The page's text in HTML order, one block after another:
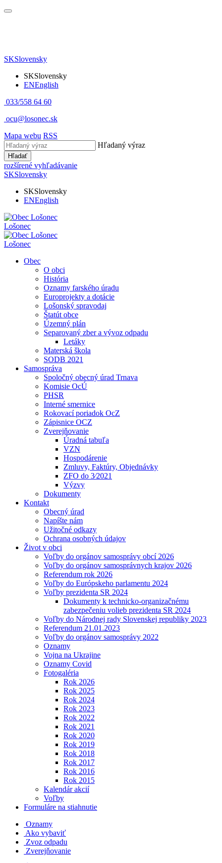
SKSlovensky
SKSlovensky
ENEnglish
033/558 64 60
ocu@losonec.sk
Mapa webu RSS
Hľadaný výraz
Hľadať
rozšírené vyhľadávanie
SKSlovensky
SKSlovensky
ENEnglish
Lošonec
Lošonec
Obec
O obci
História
Oznamy farského úradu
Europrojekty a dotácie
Lošonský spravodaj
Štatút obce
Územný plán
Separovaný zber a vývoz odpadu
Letáky
Materská škola
SODB 2021
Samospráva
Spoločný obecný úrad Trnava
Komisie OcÚ
PHSR
Interné smernice
Rokovací poriadok OcZ
Zápisnice OCZ
Zverejňovanie
Úradná tabuľa
VZN
Hospodárenie
Zmluvy, Faktúry, Objednávky
ZFO do 3⁄2021
Výzvy
Dokumenty
Kontakt
Obecný úrad
Napíšte nám
Užitočné odkazy
Ochrana osobných údajov
Život v obci
Voľby do orgánov samosprávy obcí 2026
Voľby do orgánov samosprávnych krajov 2026
Referendum rok 2026
Voľby do Európskeho parlamentu 2024
Voľby prezidenta SR 2024
Dokumenty k technicko-organizačnému
zabezpečeniu volieb prezidenta SR 2024
Voľby do Národnej rady Slovenskej republiky 2023
Referendum 21.01.2023
Voľby do orgánov samosprávy 2022
Oznamy
Vojna na Ukrajine
Oznamy Covid
Fotogaléria
Rok 2026
Rok 2025
Rok 2024
Rok 2023
Rok 2022
Rok 2021
Rok 2020
Rok 2019
Rok 2018
Rok 2017
Rok 2016
Rok 2015
Kalendár akcií
Voľby
Formuláre na stiahnutie
Oznamy
Ako vybaviť
Zvoz odpadu
Zverejňovanie